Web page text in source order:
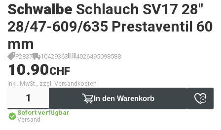
Schwalbe Schlauch SV17 28"
28/47-609/635 Prestaventil 60
mm
P2837 10429363 4026495098588
10.90CHF
inkl. MwSt., zzgl. Versandkosten
In den Warenkorb
Sofort verfügbar
Versand